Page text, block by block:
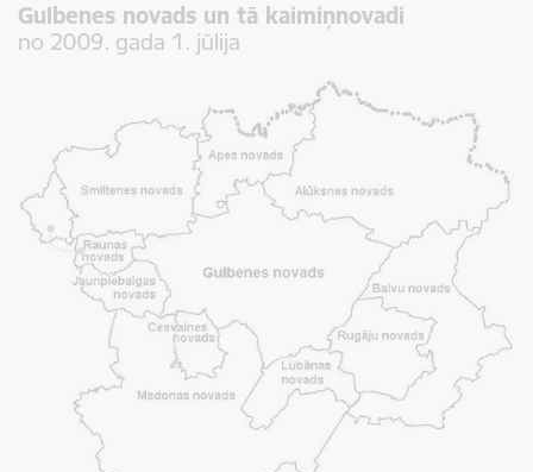
Gulbenes novads un tā kaimiņnovadi
no 2009. gada 1. jūlija